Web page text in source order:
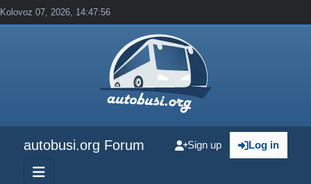
Kolovoz 07, 2026, 14:47:56
autobusi.org Forum Log in
Sign up